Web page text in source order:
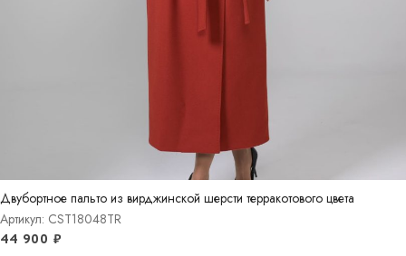
Двубортное пальто из вирджинской шерсти терракотового цвета
Артикул: CST18048TR
44 900 ₽